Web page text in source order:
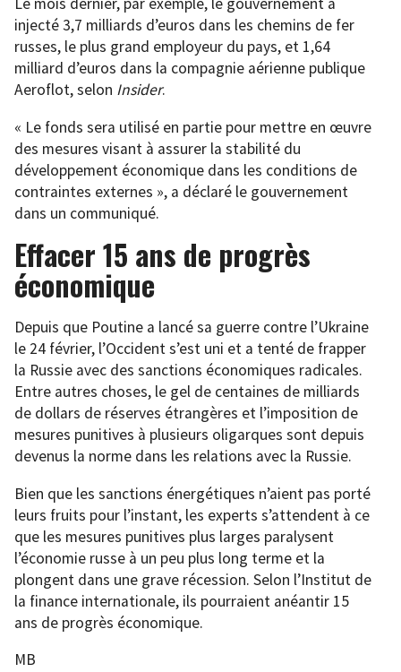
injecté 3,7 milliards d’euros dans les chemins de fer
russes, le plus grand employeur du pays, et 1,64
milliard d’euros dans la compagnie aérienne publique
Aeroflot, selon Insider.
« Le fonds sera utilisé en partie pour mettre en œuvre
des mesures visant à assurer la stabilité du
développement économique dans les conditions de
contraintes externes », a déclaré le gouvernement
dans un communiqué.
Effacer 15 ans de progrès
économique
Depuis que Poutine a lancé sa guerre contre l’Ukraine
le 24 février, l’Occident s’est uni et a tenté de frapper
la Russie avec des sanctions économiques radicales.
Entre autres choses, le gel de centaines de milliards
de dollars de réserves étrangères et l’imposition de
mesures punitives à plusieurs oligarques sont depuis
devenus la norme dans les relations avec la Russie.
Bien que les sanctions énergétiques n’aient pas porté
leurs fruits pour l’instant, les experts s’attendent à ce
que les mesures punitives plus larges paralysent
l’économie russe à un peu plus long terme et la
plongent dans une grave récession. Selon l’Institut de
la finance internationale, ils pourraient anéantir 15
ans de progrès économique.
MB